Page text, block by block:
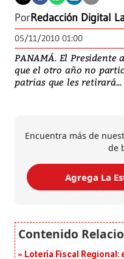
PorRedacción Digital
05/11/2010 01:00
PANAMÁ. El
que el otro año no
patrias que les retirará...
Encuentra más de
de
Agrega La
Lotería Fiscal Regional: